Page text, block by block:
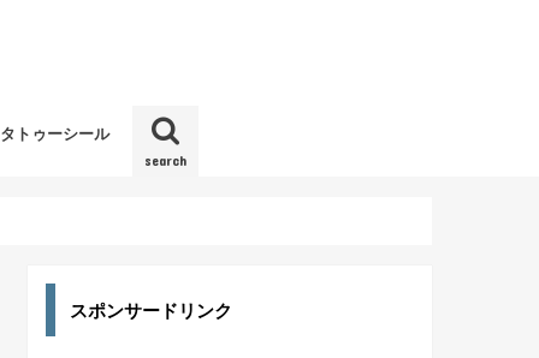
search
タトゥーシール
スポンサードリンク